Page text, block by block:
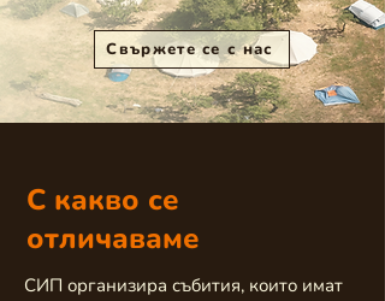
Свържете се с нас
С какво се
отличаваме
СИП организира събития, които имат